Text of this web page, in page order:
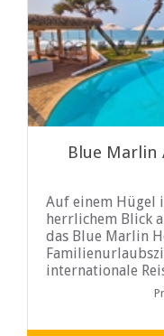
Blue Marlin
Auf einem Hügel
herrlichem Blick
das Blue Marlin
internationale
verfügen über